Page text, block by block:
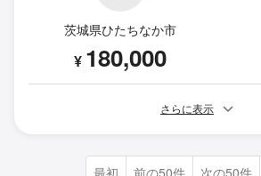
茨城県ひたちなか市
¥ 180,000
さらに表示